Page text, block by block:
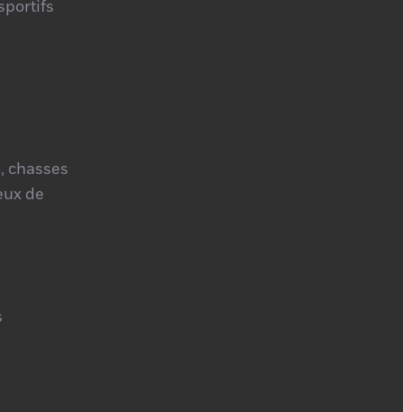
chasses
de